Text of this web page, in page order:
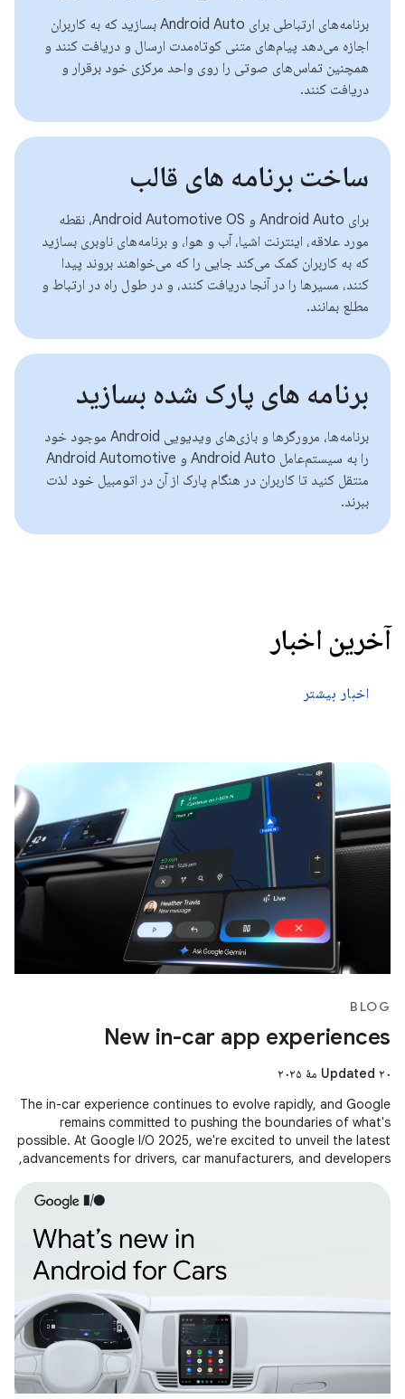
برنامه‌های ارتباطی برای Android Auto بسازید که به کاربران
اجازه می‌دهد پیام‌های متنی کوتاه‌مدت ارسال و دریافت کنند و
همچنین تماس‌های صوتی را روی واحد مرکزی خود برقرار و
دریافت کنند.
ساخت برنامه های قالب
برای Android Auto و Android Automotive OS، نقطه
مورد علاقه، اینترنت اشیا، آب و هوا، و برنامه‌های ناوبری بسازید
که به کاربران کمک می‌کند جایی را که می‌خواهند بروند پیدا
کنند، مسیرها را در آنجا دریافت کنند، و در طول راه در ارتباط و
مطلع بمانند.
برنامه های پارک شده بسازید
برنامه‌ها، مرورگرها و بازی‌های ویدیویی Android موجود خود
را به سیستم‌عامل Android Auto و Android Automotive
منتقل کنید تا کاربران در هنگام پارک از آن در اتومبیل خود لذت
ببرند.
آخرین اخبار
اخبار بیشتر
BLOG
New in-car app experiences
Updated ۲۰ مهٔ ۲۰۲۵
The in-car experience continues to evolve rapidly, and Google
remains committed to pushing the boundaries of what's
possible. At Google I/O 2025, we're excited to unveil the latest
advancements for drivers, car manufacturers, and developers,